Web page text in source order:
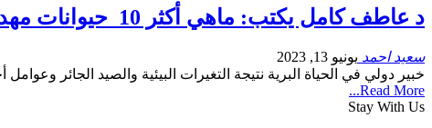
د عاطف كامل يكتب: ماهي أكثر 10 حيوانات مهددة بالانقراض في العالم عام 2023 ؟
سعيد احمد يونيو 13, 2023
خبير دولي في الحياة البرية نتيجة التغيرات البيئية والصيد الجائر
Read More...
Stay With Us